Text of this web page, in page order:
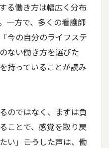
る働き方は幅広く分布
一方で、多くの看護師
今の自分のライフステ
ない働き方を選びた
持っていることが読み
のではなく、まずは負
ことで、感覚を取り戻
」――こうした声は、働